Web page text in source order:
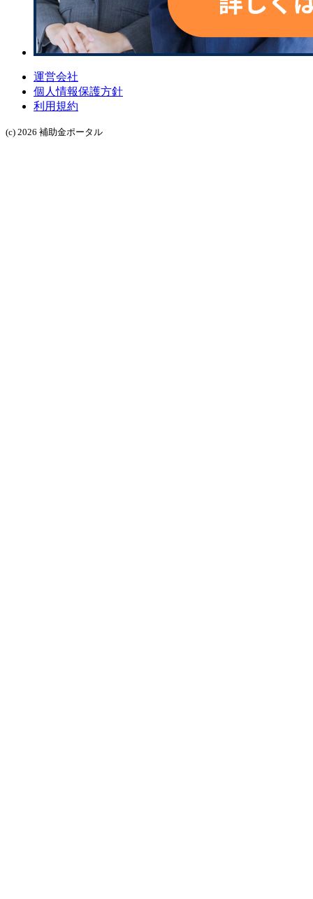
運営会社
個人情報保護方針
利用規約
(c) 2026 補助金ポータル